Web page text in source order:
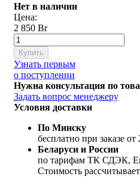
Нет в наличии
Цена:
2 850 Br
Купить
Узнать первым
о поступлении
Нужна консультация по
Задать вопрос менеджеру
Условия доставки
По Минску
бесплатно при заказе
Беларуси и России
по тарифам ТК СДЭК,
Стоимость